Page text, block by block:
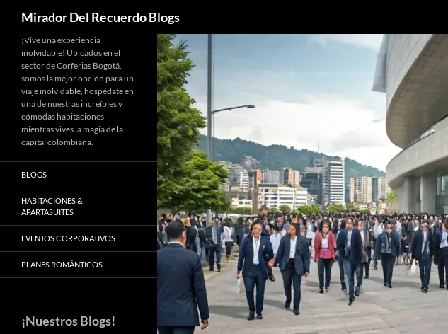
Saltar
contenido
Mirador Del Recuerdo Blogs
¡Vive una experiencia
inolvidable! Ubicados en el
sector de Corferias Bogotá,
somos la mejor opción para un
viaje inolvidable, hospédate en
una de nuestras increíbles y
cómodas habitaciones
mientras vives la magia de la
capital colombiana.
BLOGS
HABITACIONES &
APARTASUITES
EVENTOS CORPORATIVOS
PLANES ROMÁNTICOS
¡Nuestros Blogs!